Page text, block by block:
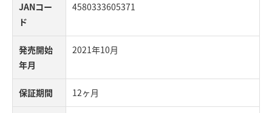
JANコー
ド
4580333605371
発売開始
年月
2021年10月
保証期間 12ヶ月